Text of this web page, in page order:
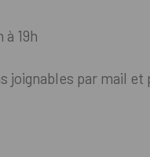
19h
joignables par mail et